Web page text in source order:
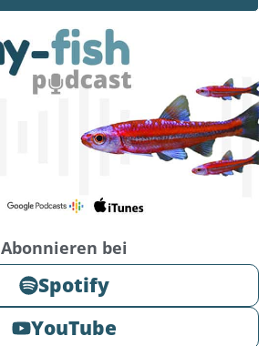
Abonnieren bei
Spotify
YouTube